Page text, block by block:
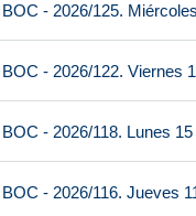
BOC - 2026/125.
BOC - 2026/122. Viernes
BOC - 2026/118. Lunes
BOC - 2026/116. Jueves